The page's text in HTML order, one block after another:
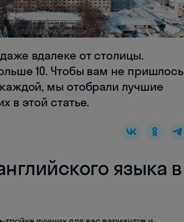
вдалеке от столицы.
10. Чтобы вам не пришлось
мы отобрали лучшие
в этой статье.
языка в